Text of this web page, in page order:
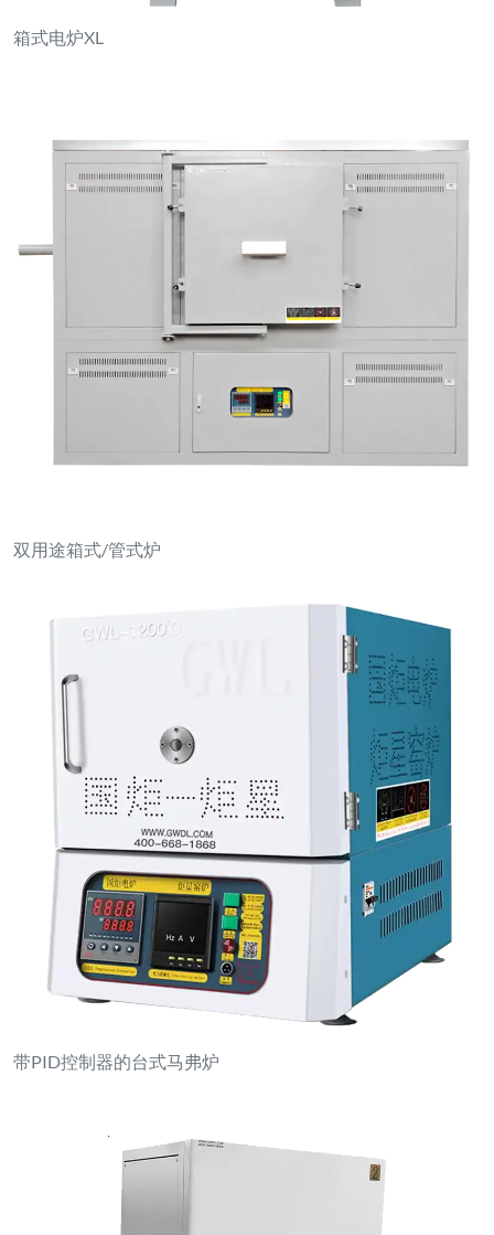
箱式电炉XL
双用途箱式/管式炉
带PID控制器的台式马弗炉